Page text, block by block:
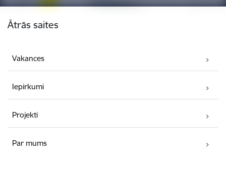
Ātrās saites
Vakances
Iepirkumi
Projekti
Par mums